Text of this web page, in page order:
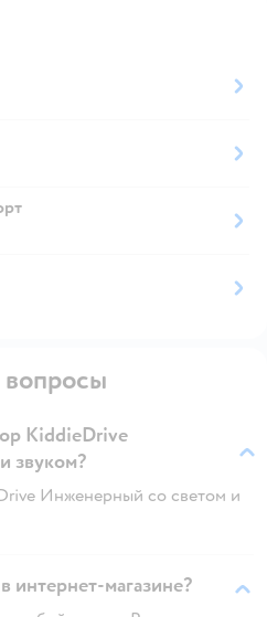
вопросы
KiddieDrive
звуком?
Инженерный со светом и
интернет-магазине?